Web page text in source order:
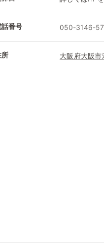
話番号 050-3146-
所 大阪府大阪